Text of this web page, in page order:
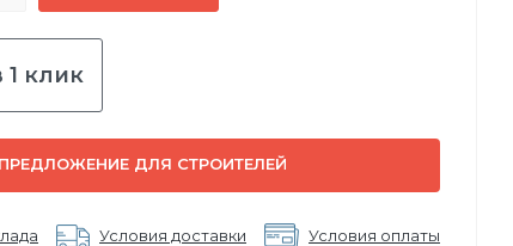
1 клик
ДЛЯ СТРОИТЕЛЕЙ
Условия доставки Условия оплаты